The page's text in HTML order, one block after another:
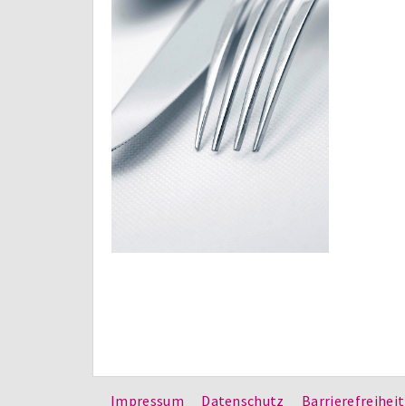
Impressum Datenschutz Barrierefreiheit